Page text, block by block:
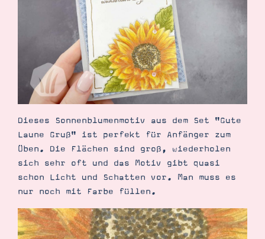
Gutscheine
Produkte erklärt
Über mich
Über Stampin’ Up!
Tipps & Tricks
Ordnungstipps
Dieses Sonnenblumenmotiv aus dem Set "Gute
Laune Gruß" ist perfekt für Anfänger zum
Üben. Die Flächen sind groß, wiederholen
sich sehr oft und das Motiv gibt quasi
schon Licht und Schatten vor. Man muss es
nur noch mit Farbe füllen.